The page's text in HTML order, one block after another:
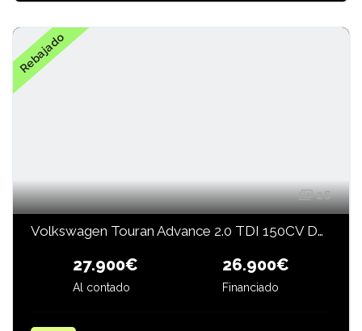
Rebajado
26
Volkswagen Touran Advance 2.0 TDI 150CV DSG
27.900€
Al contado
26.900€
Financiado